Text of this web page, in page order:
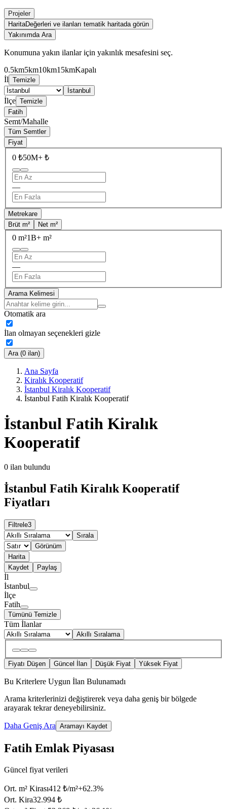
Projeler
HaritaDeğerleri ve ilanları tematik haritada görün
Yakınımda Ara
Konumuna yakın ilanlar için yakınlık mesafesini seç.
0.5km5km10km15kmKapalı
İl Temizle
İstanbul
İlçe Temizle
Fatih
Semt/Mahalle
Tüm Semtler
Fiyat
0 ₺50M+ ₺
—
Metrekare
Brüt m²
Net m²
0 m²1B+ m²
—
Arama Kelimesi
Otomatik ara
İlan olmayan seçenekleri gizle
Ara (0 ilan)
Ana Sayfa
Kiralık Kooperatif
İstanbul Kiralık Kooperatif
İstanbul Fatih Kiralık Kooperatif
İstanbul Fatih Kiralık
Kooperatif
0 ilan bulundu
İstanbul Fatih Kiralık Kooperatif
Fiyatları
Filtrele3
Sırala
Görünüm
Harita
Kaydet
Paylaş
İl
İstanbul
İlçe
Fatih
Tümünü Temizle
Tüm İlanlar
Akıllı Sıralama
Fiyatı Düşen Güncel İlan Düşük Fiyat Yüksek Fiyat
Bu Kriterlere Uygun İlan Bulunamadı
Arama kriterlerinizi değiştirerek veya daha geniş bir bölgede
arayarak tekrar deneyebilirsiniz.
Daha Geniş Ara Aramayı Kaydet
Fatih Emlak Piyasası
Güncel fiyat verileri
Ort. m² Kirası412 ₺/m²+62.3%
Ort. Kira32.994 ₺